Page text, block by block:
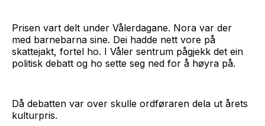
Prisen vart delt under Vålerdagane. Nora var der
med barnebarna sine. Dei hadde nett vore på
skattejakt, fortel ho. I Våler sentrum pågjekk det ein
politisk debatt og ho sette seg ned for å høyra på.
Då debatten var over skulle ordføraren dela ut årets
kulturpris.